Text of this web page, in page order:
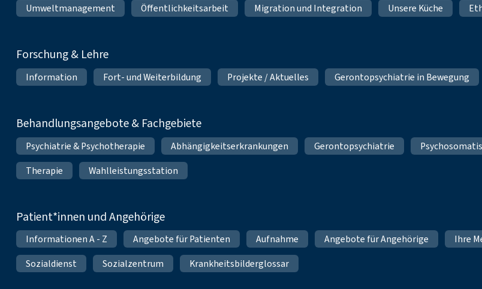
Umweltmanagement
Öffentlichkeitsarbeit Migration und Integration Unsere Küche
Forschung & Lehre
Information Fort- und Weiterbildung Projekte / Aktuelles Gerontopsychiatrie in Bewegung
Behandlungsangebote & Fachgebiete
Psychiatrie & Psychotherapie Abhängigkeitserkrankungen Gerontopsychiatrie
Therapie
Wahlleistungsstation
Patient*innen und Angehörige
Informationen A - Z Angebote für Patienten Aufnahme Angebote für Angehörige Ihre
Sozialdienst
Sozialzentrum Krankheitsbilderglossar